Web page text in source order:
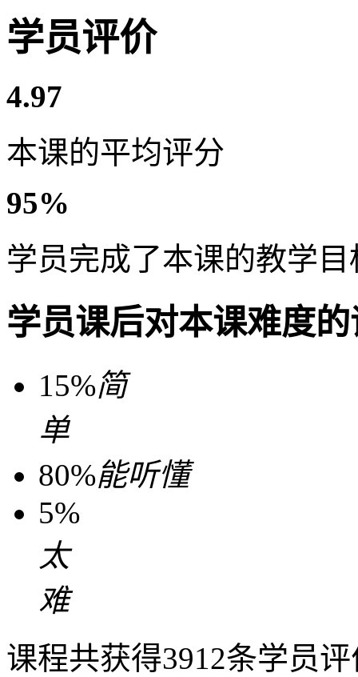
学员评价
4.97
本课的平均评分
95%
学员完成了本课的教学目
学员课后对本课难度
15%简
单
80%能听懂
5%
太
难
课程共获得3912条学员